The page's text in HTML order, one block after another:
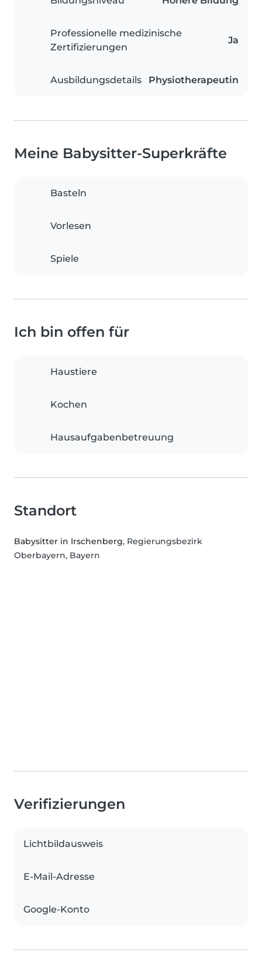
Professionelle medizinische
Zertifizierungen
Ja
Ausbildungsdetails Physiotherapeutin
Meine Babysitter-Superkräfte
Basteln
Vorlesen
Spiele
Ich bin offen für
Haustiere
Kochen
Hausaufgabenbetreuung
Standort
Babysitter in Irschenberg, Regierungsbezirk
Oberbayern, Bayern
Verifizierungen
Lichtbildausweis
E-Mail-Adresse
Google-Konto